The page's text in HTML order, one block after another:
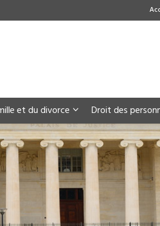
et du divorce Droit des